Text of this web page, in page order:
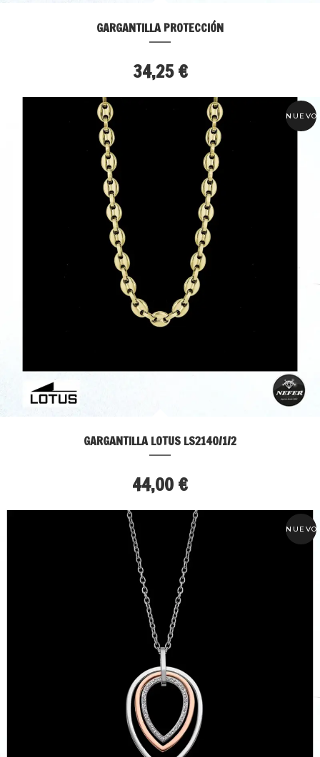
GARGANTILLA PROTECCIÓN
34,25 €
NUEVO
GARGANTILLA LOTUS LS2140/1/2
44,00 €
NUEVO